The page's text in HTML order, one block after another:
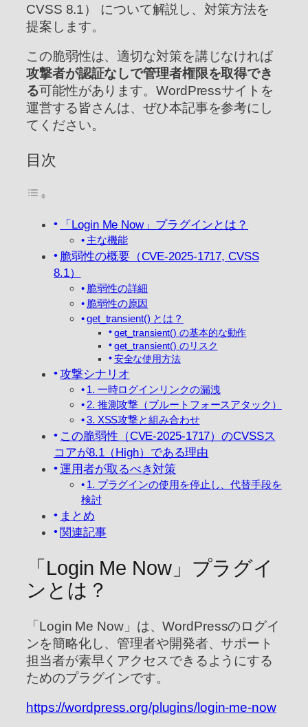
CVSS 8.1） について解説し、対策方法を
提案します。
この脆弱性は、適切な対策を講じなければ
攻撃者が認証なしで管理者権限を取得でき
る可能性があります。WordPressサイトを
運営する皆さんは、ぜひ本記事を参考にし
てください。
目次
「Login Me Now」プラグインとは？
主な機能
脆弱性の概要（CVE-2025-1717, CVSS
8.1）
脆弱性の詳細
脆弱性の原因
get_transient() とは？
get_transient() の基本的な動作
get_transient() のリスク
安全な使用方法
攻撃シナリオ
1. 一時ログインリンクの漏洩
2. 推測攻撃（ブルートフォースアタック）
3. XSS攻撃と組み合わせ
この脆弱性（CVE-2025-1717）のCVSSス
コアが8.1（High）である理由
運用者が取るべき対策
1. プラグインの使用を停止し、代替手段を
検討
まとめ
関連記事
「Login Me Now」プラグイ
ンとは？
「Login Me Now」は、WordPressのログイ
ンを簡略化し、管理者や開発者、サポート
担当者が素早くアクセスできるようにする
ためのプラグインです。
https://wordpress.org/plugins/login-me-now